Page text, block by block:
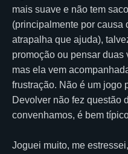
mais suave e não tem
(principalmente por
atrapalha que ajuda),
promoção ou pensar duas
mas ela vem
frustração. Não é um jogo
Devolver não fez questão
convenhamos, é bem
Joguei muito, me